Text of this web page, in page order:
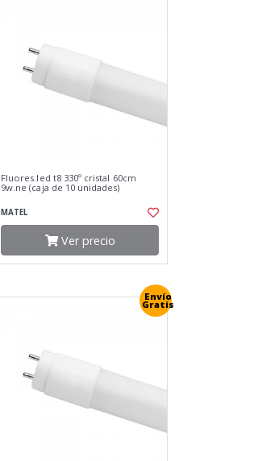
Fluores.led t8 330º cristal 60cm
9w.ne (caja de 10 unidades)
MATEL
Ver precio
Envío
Gratis